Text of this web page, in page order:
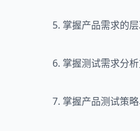
5. 掌握产品需求的
6. 掌握测试需求分
7. 掌握产品测试策